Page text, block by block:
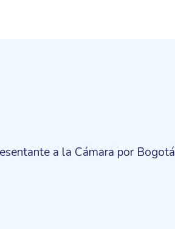
a la Cámara por Bogotá